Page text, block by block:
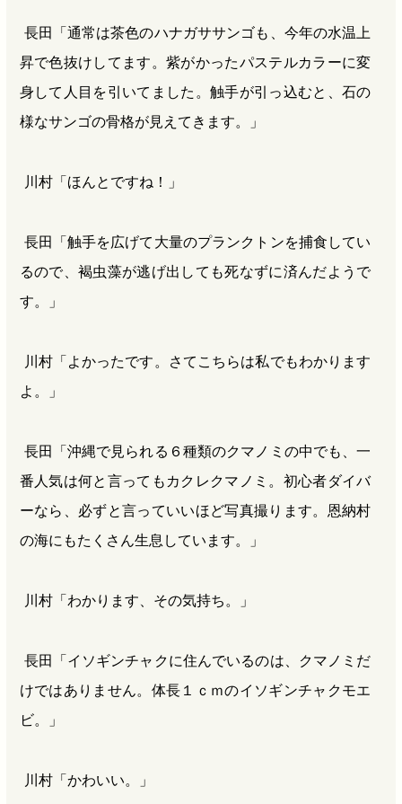
長田「通常は茶色のハナガササンゴも、今年の水温上
昇で色抜けしてます。紫がかったパステルカラーに変
身して人目を引いてました。触手が引っ込むと、石の
様なサンゴの骨格が見えてきます。」
川村「ほんとですね！」
長田「触手を広げて大量のプランクトンを捕食してい
るので、褐虫藻が逃げ出しても死なずに済んだようで
す。」
川村「よかったです。さてこちらは私でもわかります
よ。」
長田「沖縄で見られる６種類のクマノミの中でも、一
番人気は何と言ってもカクレクマノミ。初心者ダイバ
ーなら、必ずと言っていいほど写真撮ります。恩納村
の海にもたくさん生息しています。」
川村「わかります、その気持ち。」
長田「イソギンチャクに住んでいるのは、クマノミだ
けではありません。体長１ｃｍのイソギンチャクモエ
ビ。」
川村「かわいい。」